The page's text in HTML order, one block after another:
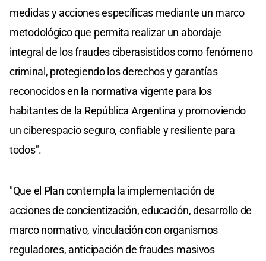
medidas y acciones específicas mediante un marco
metodológico que permita realizar un abordaje
integral de los fraudes ciberasistidos como fenómeno
criminal, protegiendo los derechos y garantías
reconocidos en la normativa vigente para los
habitantes de la República Argentina y promoviendo
un ciberespacio seguro, confiable y resiliente para
todos".
"Que el Plan contempla la implementación de
acciones de concientización, educación, desarrollo de
marco normativo, vinculación con organismos
reguladores, anticipación de fraudes masivos